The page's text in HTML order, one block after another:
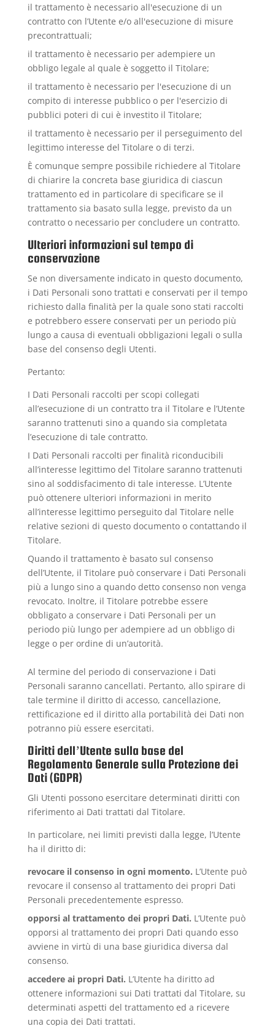
il trattamento è necessario all'esecuzione di un
contratto con l’Utente e/o all'esecuzione di misure
precontrattuali;
il trattamento è necessario per adempiere un
obbligo legale al quale è soggetto il Titolare;
il trattamento è necessario per l'esecuzione di un
compito di interesse pubblico o per l'esercizio di
pubblici poteri di cui è investito il Titolare;
il trattamento è necessario per il perseguimento del
legittimo interesse del Titolare o di terzi.
È comunque sempre possibile richiedere al Titolare
di chiarire la concreta base giuridica di ciascun
trattamento ed in particolare di specificare se il
trattamento sia basato sulla legge, previsto da un
contratto o necessario per concludere un contratto.
Ulteriori informazioni sul tempo di
conservazione
Se non diversamente indicato in questo documento,
i Dati Personali sono trattati e conservati per il tempo
richiesto dalla finalità per la quale sono stati raccolti
e potrebbero essere conservati per un periodo più
lungo a causa di eventuali obbligazioni legali o sulla
base del consenso degli Utenti.
Pertanto:
I Dati Personali raccolti per scopi collegati
all’esecuzione di un contratto tra il Titolare e l’Utente
saranno trattenuti sino a quando sia completata
l’esecuzione di tale contratto.
I Dati Personali raccolti per finalità riconducibili
all’interesse legittimo del Titolare saranno trattenuti
sino al soddisfacimento di tale interesse. L’Utente
può ottenere ulteriori informazioni in merito
all’interesse legittimo perseguito dal Titolare nelle
relative sezioni di questo documento o contattando il
Titolare.
Quando il trattamento è basato sul consenso
dell’Utente, il Titolare può conservare i Dati Personali
più a lungo sino a quando detto consenso non venga
revocato. Inoltre, il Titolare potrebbe essere
obbligato a conservare i Dati Personali per un
periodo più lungo per adempiere ad un obbligo di
legge o per ordine di un’autorità.
Al termine del periodo di conservazione i Dati
Personali saranno cancellati. Pertanto, allo spirare di
tale termine il diritto di accesso, cancellazione,
rettificazione ed il diritto alla portabilità dei Dati non
potranno più essere esercitati.
Diritti dell’Utente sulla base del
Regolamento Generale sulla Protezione dei
Dati (GDPR)
Gli Utenti possono esercitare determinati diritti con
riferimento ai Dati trattati dal Titolare.
In particolare, nei limiti previsti dalla legge, l’Utente
ha il diritto di:
revocare il consenso in ogni momento. L’Utente può
revocare il consenso al trattamento dei propri Dati
Personali precedentemente espresso.
opporsi al trattamento dei propri Dati. L’Utente può
opporsi al trattamento dei propri Dati quando esso
avviene in virtù di una base giuridica diversa dal
consenso.
accedere ai propri Dati. L’Utente ha diritto ad
ottenere informazioni sui Dati trattati dal Titolare, su
determinati aspetti del trattamento ed a ricevere
una copia dei Dati trattati.